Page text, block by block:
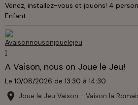
Venez, installez-vous et jouons! 4
Enfant ...
A Vaison, nous on Joue le Jeu!
Le 10/08/2026 de 13:30 à 14:30
Joue le Jeu Vaison - Vaison la